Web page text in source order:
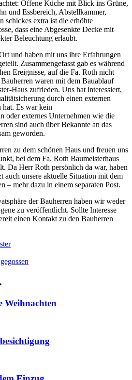
Offene Küche mit Blick ins Grüne,
und Essbereich, Abstellkammer,
schickes extra ist die erhöhte
dass eine Abgesenkte Decke mit
Beleuchtung erlaubt.
und haben mit uns ihre Erfahrungen
Zusammengefasst gab es während
Ereignisse, auf die Fa. Roth nicht
waren mit dem Bauablauf
Haus zufrieden. Uns hat interessiert,
durch einen externen
hat. Es war kein
oder externes Unternehmen wie die
sind auch über Bekannte an das
geworden.
zu dem schönen Haus und freuen uns
bei dem Fa. Roth Baumeisterhaus
Da Herr Roth persönlich da war, haben
auch unsere aktuelle Situation mit dem
– mehr dazu in einem separaten Post.
der Bauherren haben wir weder
zu veröffentlicht. Sollte Interesse
einen Kontakt zu den Bauherren
Weihnachten